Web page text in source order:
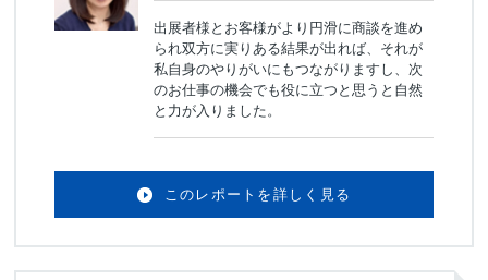
出展者様とお客様がより円滑に商談を進め
られ双方に実りある結果が出れば、それが
私自身のやりがいにもつながりますし、次
のお仕事の機会でも役に立つと思うと自然
と力が入りました。
このレポートを詳しく見る